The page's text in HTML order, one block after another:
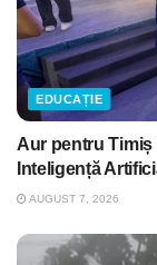
EDUCAȚIE
Aur pentru Timiș
Inteligență
AUGUST 7, 2026